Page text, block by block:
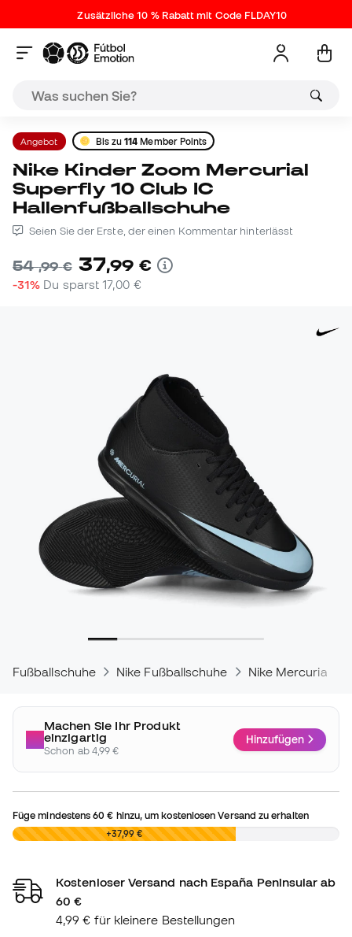
Zusätzliche 10 % Rabatt mit Code FLDAY10
Angebot Bis zu114 Member Points
Nike Kinder Zoom Mercurial
Superfly 10 Club IC
Hallenfußballschuhe
Seien Sie der Erste, der einen Kommentar hinterlässt
54,99 € 37,99 €
-31% Du sparst17,00 €
Fußballschuhe Nike Fußballschuhe Nike Mercurial
Machen Sie Ihr Produkt
einzigartig
Schon ab 4,99 €
Hinzufügen
Füge mindestens60 € hinzu, um kostenlosen Versand zu erhalten
0,00 € +37,99 €
Kostenloser Versand nach España Peninsular ab
60 €
4,99 € für kleinere Bestellungen